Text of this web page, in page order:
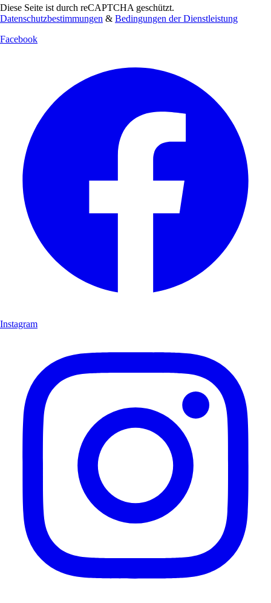
Diese Seite ist durch reCAPTCHA geschützt.
Datenschutzbestimmungen & Bedingungen der Dienstleistung
Facebook
Instagram